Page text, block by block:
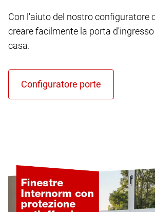
Con l'aiuto del nostro configuratore
creare facilmente la porta
casa.